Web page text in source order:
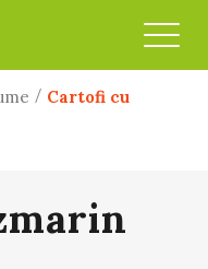
/ Cartofi cu